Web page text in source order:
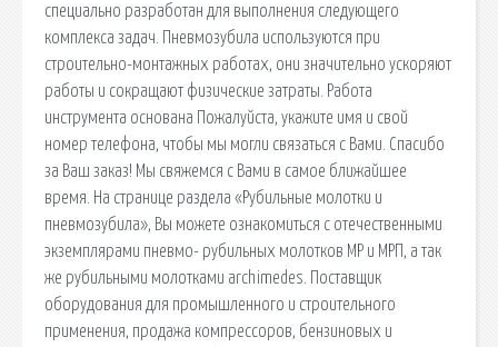
специально разработан для выполнения следующего
комплекса задач. Пневмозубила используются при
строительно-монтажных работах, они значительно ускоряют
работы и сокращают физические затраты. Работа
инструмента основана Пожалуйста, укажите имя и свой
номер телефона, чтобы мы могли связаться с Вами. Спасибо
за Ваш заказ! Мы свяжемся с Вами в самое ближайшее
время. На странице раздела «Рубильные молотки и
пневмозубила», Вы можете ознакомиться с отечественными
экземплярами пневмо- рубильных молотков МР и МРП, а так
же рубильными молотками archimedes. Поставщик
оборудования для промышленного и строительного
применения, продажа компрессоров, бензиновых и